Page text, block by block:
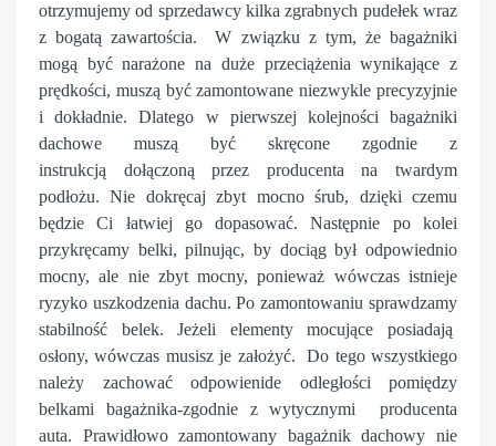
otrzymujemy od sprzedawcy kilka zgrabnych pudełek wraz
z bogatą zawartościa. W związku z tym, że bagażniki
mogą być narażone na duże przeciążenia wynikające z
prędkości, muszą być zamontowane niezwykle precyzyjnie
i dokładnie. Dlatego w pierwszej kolejności bagażniki
dachowe muszą być skręcone zgodnie z
instrukcją dołączoną przez producenta na twardym
podłożu. Nie dokręcaj zbyt mocno śrub, dzięki czemu
będzie Ci łatwiej go dopasować. Następnie po kolei
przykręcamy belki, pilnując, by dociąg był odpowiednio
mocny, ale nie zbyt mocny, ponieważ wówczas istnieje
ryzyko uszkodzenia dachu. Po zamontowaniu sprawdzamy
stabilność belek. Jeżeli elementy mocujące posiadają
osłony, wówczas musisz je założyć. Do tego wszystkiego
należy zachować odpowienide odległości pomiędzy
belkami bagażnika-zgodnie z wytycznymi producenta
auta. Prawidłowo zamontowany bagażnik dachowy nie